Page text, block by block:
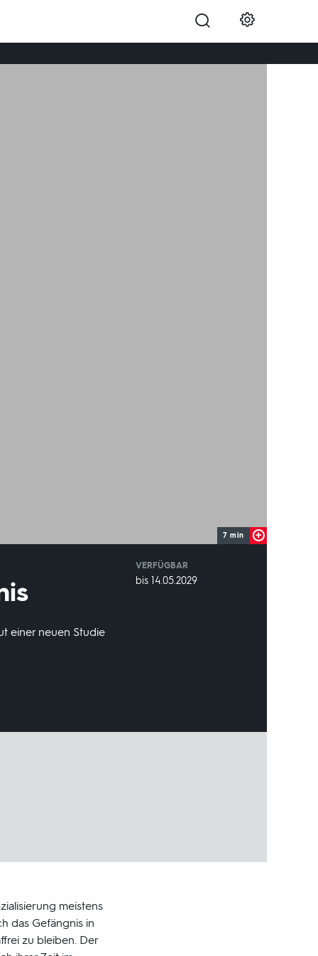
7 min
einer neuen Studie
VERFÜGBAR
weltweit
VERFÜGBAR
bis 14.05.2029
meistens
das Gefängnis in
zu bleiben. Der